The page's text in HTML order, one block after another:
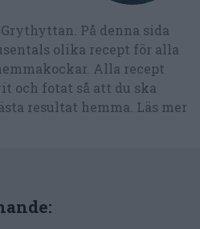
På denna sida
olika recept för alla
Alla recept
och fotat så att du ska
resultat hemma. Läs mer